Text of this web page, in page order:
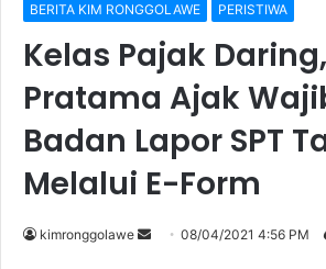
BERITA KIM RONGGOLAWE PERISTIWA
Kelas Pajak Daring,
Pratama Ajak
Badan Lapor SPT
Melalui E-Form
kimronggolawe 08/04/2021 4:56 PM